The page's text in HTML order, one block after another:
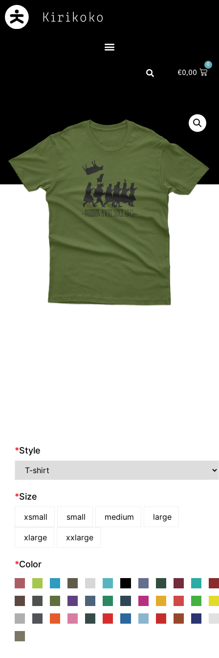
€0,00
0
*Style
*Size
xsmall small medium large
xlarge xxlarge
*Color